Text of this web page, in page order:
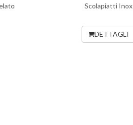
Scolapiatti Inox
DETTAGLI